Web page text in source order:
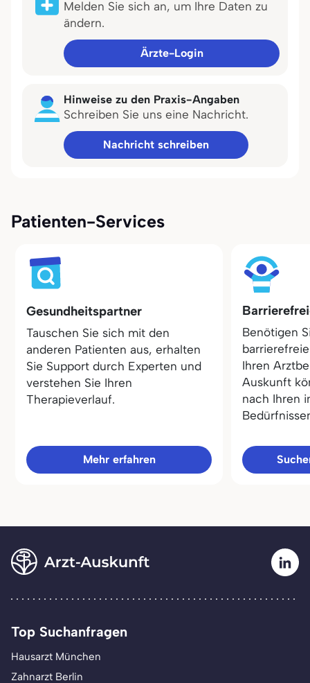
Melden Sie sich an, um Ihre Daten zu
ändern.
Ärzte-Login
Hinweise zu den Praxis-Angaben
Schreiben Sie uns eine Nachricht.
Nachricht schreiben
Patienten-Services
Gesundheitspartner
Tauschen Sie sich mit den
anderen Patienten aus, erhalten
Sie Support durch Experten und
verstehen Sie Ihren
Therapieverlauf.
Mehr erfahren
Benötigen
Ihren
Auskunft
nach Ihren
Top Suchanfragen
Hausarzt München
Zahnarzt Berlin